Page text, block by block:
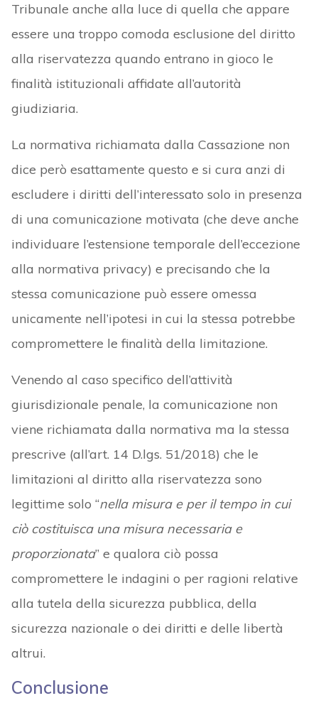
Tribunale anche alla luce di quella che appare
essere una troppo comoda esclusione del diritto
alla riservatezza quando entrano in gioco le
finalità istituzionali affidate all’autorità
giudiziaria.
La normativa richiamata dalla Cassazione non
dice però esattamente questo e si cura anzi di
escludere i diritti dell’interessato solo in presenza
di una comunicazione motivata (che deve anche
individuare l’estensione temporale dell’eccezione
alla normativa privacy) e precisando che la
stessa comunicazione può essere omessa
unicamente nell’ipotesi in cui la stessa potrebbe
compromettere le finalità della limitazione.
Venendo al caso specifico dell’attività
giurisdizionale penale, la comunicazione non
viene richiamata dalla normativa ma la stessa
prescrive (all’art. 14 D.lgs. 51/2018) che le
limitazioni al diritto alla riservatezza sono
legittime solo “nella misura e per il tempo in cui
ciò costituisca una misura necessaria e
proporzionata” e qualora ciò possa
compromettere le indagini o per ragioni relative
alla tutela della sicurezza pubblica, della
sicurezza nazionale o dei diritti e delle libertà
altrui.
Conclusione